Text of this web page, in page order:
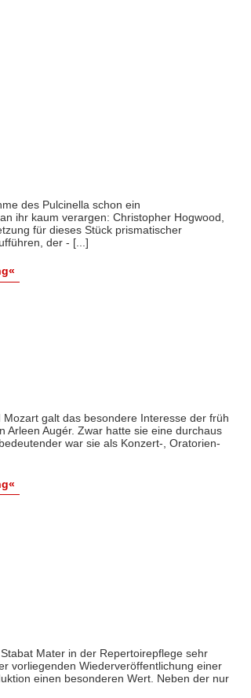
des Pulcinella schon ein
ihr kaum verargen: Christopher Hogwood,
für dieses Stück prismatischer
der - [...]
galt das besondere Interesse der früh
Arleen Augér. Zwar hatte sie eine durchaus
war sie als Konzert-, Oratorien-
Mater in der Repertoirepflege sehr
vorliegenden Wiederveröffentlichung einer
einen besonderen Wert. Neben der nur